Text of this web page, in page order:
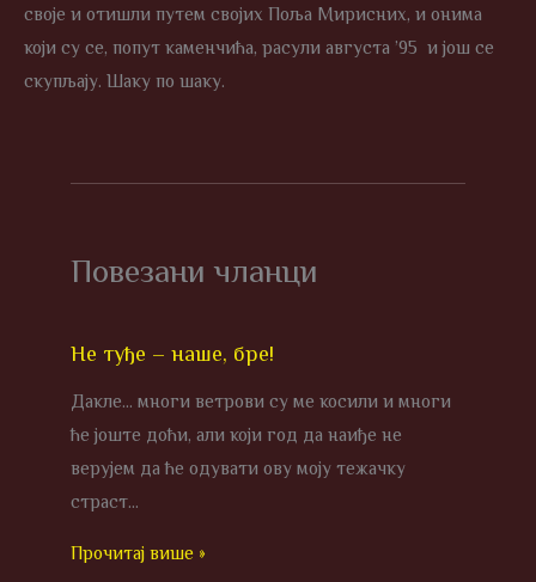
своје и отишли путем својих Поља Мирисних, и онима
који су се, попут каменчића, расули августа ’95 и још се
скупљају. Шаку по шаку.
Повезани чланци
Не туђе – наше, бре!
Дакле… многи ветрови су ме косили и многи
ће јоште доћи, али који год да наиђе не
верујем да ће одувати ову моју тежачку
страст…
Прочитај више »